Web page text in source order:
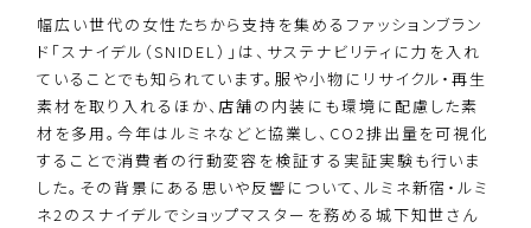
幅広い世代の女性たちから支持を集めるファッションブラン
ド「スナイデル（SNIDEL）」は、サステナビリティに力を入れ
ていることでも知られています。服や小物にリサイクル・再生
素材を取り入れるほか、店舗の内装にも環境に配慮した素
材を多用。今年はルミネなどと協業し、CO2排出量を可視化
することで消費者の行動変容を検証する実証実験も行いま
した。その背景にある思いや反響について、ルミネ新宿・ルミ
ネ2のスナイデルでショップマスターを務める城下知世さん